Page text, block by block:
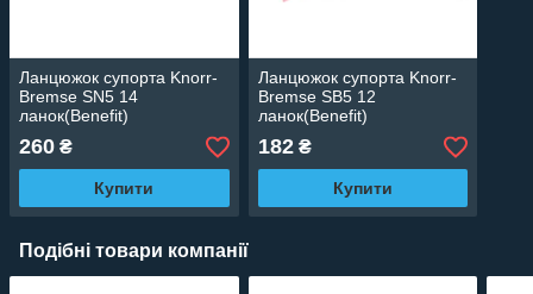
Ланцюжок супорта Knorr-
Bremse SN5 14
ланок(Benefit)
260 ₴
Купити
Ланцюжок супорта Knorr-
Bremse SB5 12
ланок(Benefit)
182₴
Купити
Подібні товари компанії